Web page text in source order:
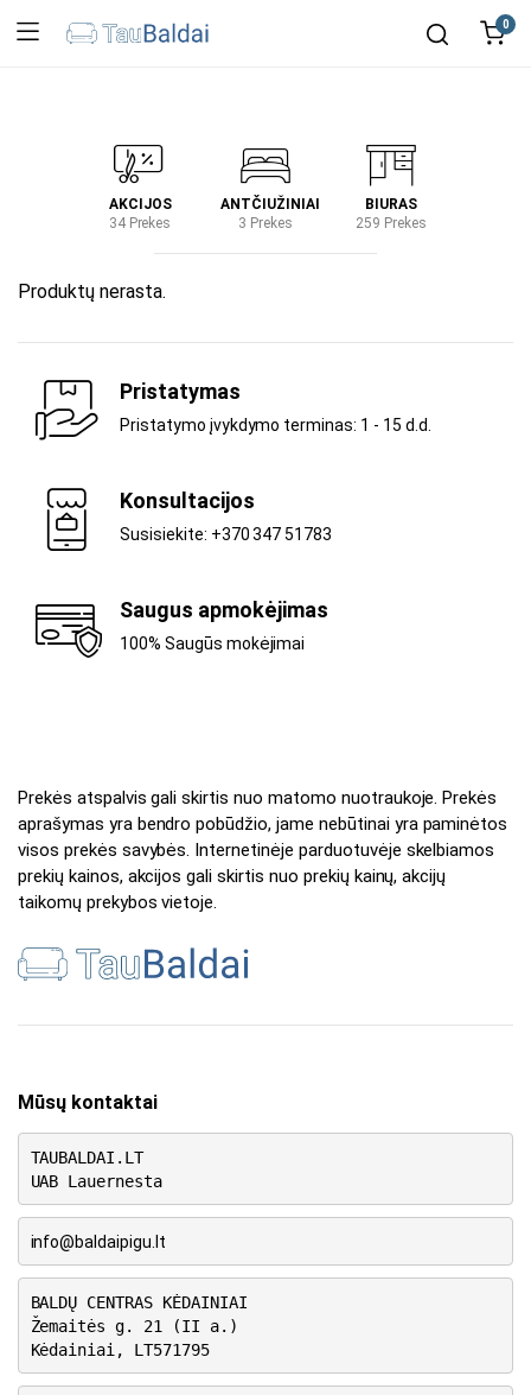
0
AKCIJOS
34 Prekes
ANTČIUŽINIAI
3 Prekes
BIURAS
259 Prekes
Produktų nerasta.
Pristatymas
Pristatymo įvykdymo terminas: 1 - 15 d.d.
Konsultacijos
Susisiekite: +370 347 51783
Saugus apmokėjimas
100% Saugūs mokėjimai
Prekės atspalvis gali skirtis nuo matomo nuotraukoje. Prekės
aprašymas yra bendro pobūdžio, jame nebūtinai yra paminėtos
visos prekės savybės. Internetinėje parduotuvėje skelbiamos
prekių kainos, akcijos gali skirtis nuo prekių kainų, akcijų
taikomų prekybos vietoje.
Mūsų kontaktai
TAUBALDAI.LT
UAB Lauernesta
info@baldaipigu.lt
BALDŲ CENTRAS KĖDAINIAI
Žemaitės g. 21 (II a.)
Kėdainiai, LT571795